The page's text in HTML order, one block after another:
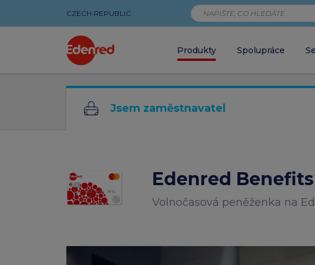
Volnočasová
peněženka
Edenred
CZECH REPUBLIC
Produkty Spolupráce
Jsem zaměstnavatel
Edenred Benefits
Volnočasová peněženka na